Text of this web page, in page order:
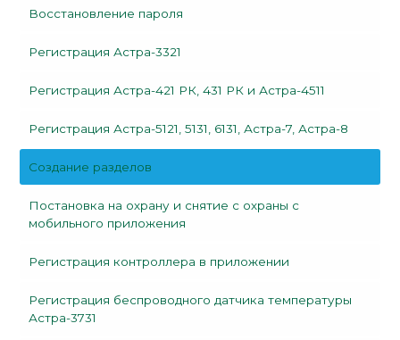
Восстановление пароля
Регистрация Астра-3321
Регистрация Астра-421 РК, 431 РК и Астра-4511
Регистрация Астра-5121, 5131, 6131, Астра-7, Астра-8
Создание разделов
Постановка на охрану и снятие с охраны с
мобильного приложения
Регистрация контроллера в приложении
Регистрация беспроводного датчика температуры
Астра-3731